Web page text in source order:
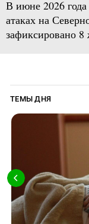
В июне 2026
атаках на
зафиксировано 8
ТЕМЫ ДНЯ